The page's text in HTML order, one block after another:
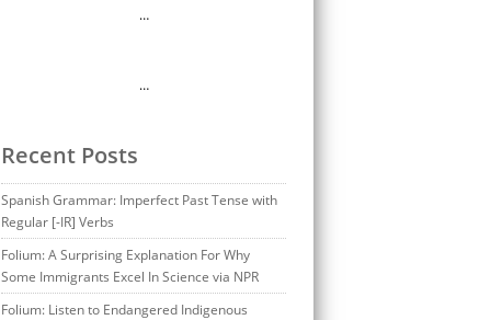
…
…
Recent Posts
Spanish Grammar: Imperfect Past Tense with
Regular [-IR] Verbs
Folium: A Surprising Explanation For Why
Some Immigrants Excel In Science via NPR
Folium: Listen to Endangered Indigenous